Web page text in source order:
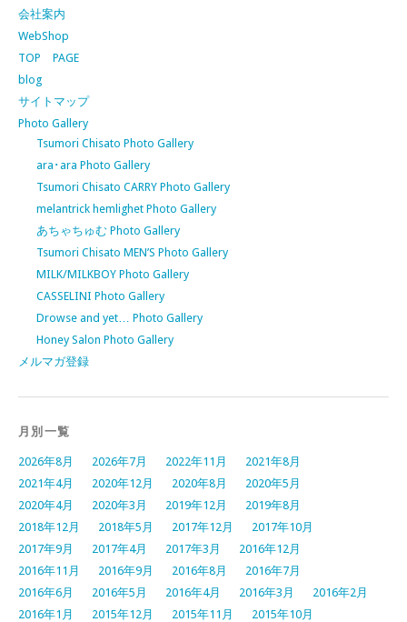
会社案内
WebShop
TOP PAGE
blog
サイトマップ
Photo Gallery
Tsumori Chisato Photo Gallery
ara･ara Photo Gallery
Tsumori Chisato CARRY Photo Gallery
melantrick hemlighet Photo Gallery
あちゃちゅむ Photo Gallery
Tsumori Chisato MEN’S Photo Gallery
MILK/MILKBOY Photo Gallery
CASSELINI Photo Gallery
Drowse and yet… Photo Gallery
Honey Salon Photo Gallery
メルマガ登録
月別一覧
2026年8月 2026年7月 2022年11月
2021年8月
2021年4月
2020年12月 2020年8月
2020年5月
2020年4月
2020年3月 2019年12月
2019年8月
2018年12月
2018年5月 2017年12月
2017年10月
2017年9月
2017年4月 2017年3月
2016年12月
2016年11月
2016年9月 2016年8月
2016年7月
2016年6月
2016年5月 2016年4月 2016年3月
2016年2月
2016年1月
2015年12月 2015年11月
2015年10月